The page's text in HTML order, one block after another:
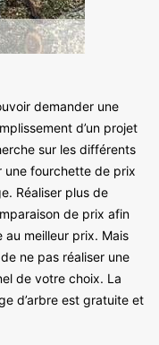
demander une
d’un projet
sur les différents
une fourchette de prix
Réaliser plus de
de prix afin
meilleur prix. Mais
ne pas réaliser une
de votre choix. La
d’arbre est gratuite et